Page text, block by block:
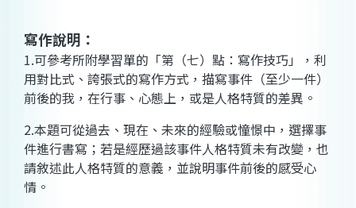
寫作說明：
1.可參考所附學習單的「第（七）點：寫作技巧」，利
用對比式、誇張式的寫作方式，描寫事件（至少一件）
前後的我，在行事、心態上，或是人格特質的差異。
2.本題可從過去、現在、未來的經驗或憧憬中，選擇事
件進行書寫；若是經歷過該事件人格特質未有改變，也
請敘述此人格特質的意義，並說明事件前後的感受心
情。